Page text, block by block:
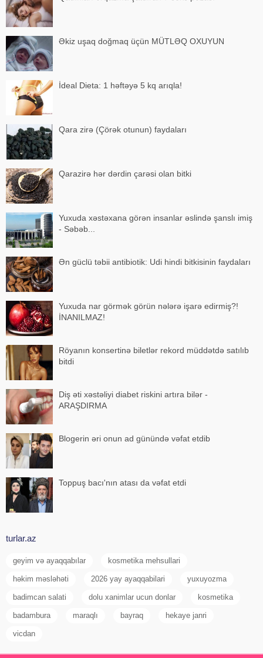
Əkiz uşaq doğmaq üçün MÜTLƏQ OXUYUN
İdeal Dieta: 1 həftəyə 5 kq arıqla!
Qara zirə (Çörək otunun) faydaları
Qarazirə hər dərdin çarəsi olan bitki
Yuxuda xəstəxana görən insanlar əslində şanslı imiş
- Səbəb...
Ən güclü təbii antibiotik: Udi hindi bitkisinin faydaları
Yuxuda nar görmək görün nələrə işarə edirmiş?!
İNANILMAZ!
Röyanın konsertinə biletlər rekord müddətdə satılıb
bitdi
Diş əti xəstəliyi diabet riskini artıra bilər -
ARAŞDIRMA
Blogerin əri onun ad günündə vəfat etdib
Toppuş bacı'nın atası da vəfat etdi
turlar.az
geyim və ayaqqabılar kosmetika mehsullari
həkim məsləhəti 2026 yay ayaqqabilari yuxuyozma
badimcan salati dolu xanimlar ucun donlar kosmetika
badambura maraqlı bayraq hekaye janri
vicdan